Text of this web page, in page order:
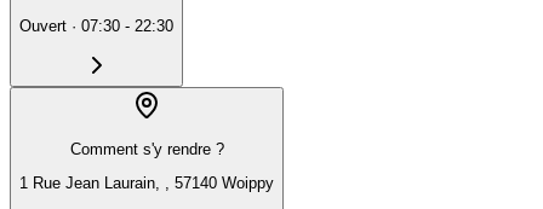
Ouvert · 07:30 - 22:30
Comment s'y rendre ?
1 Rue Jean Laurain, , 57140 Woippy